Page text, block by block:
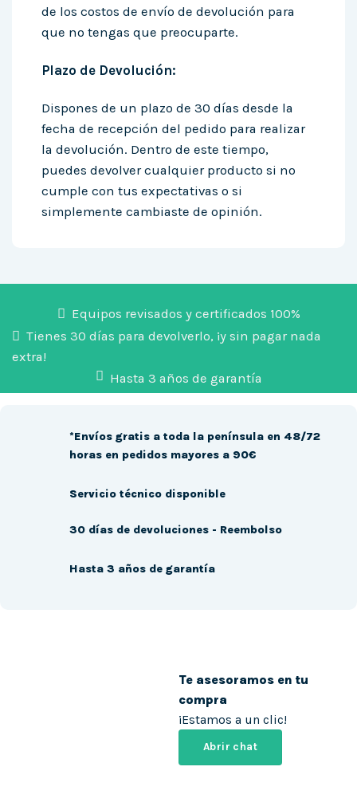
de los costos de envío de devolución para
que no tengas que preocuparte.
Plazo de Devolución:
Dispones de un plazo de 30 días desde la
fecha de recepción del pedido para realizar
la devolución. Dentro de este tiempo,
puedes devolver cualquier producto si no
cumple con tus expectativas o si
simplemente cambiaste de opinión.
Equipos revisados y certificados 100%
Tienes 30 días para devolverlo, ¡y sin pagar nada
extra!
Hasta 3 años de garantía
Te asesoramos en tu
compra
¡Estamos a un clic!
Abrir chat
*Envíos gratis a toda la península en 48/72
horas en pedidos mayores a 90€
Servicio técnico disponible
30 días de devoluciones - Reembolso
Hasta 3 años de garantía